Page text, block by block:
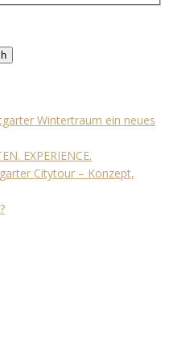
Wintertraum ein neues
EXPERIENCE.
Citytour – Konzept,